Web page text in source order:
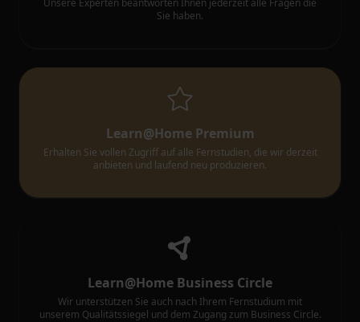
Unsere Experten beantworten Ihnen jederzeit alle Fragen die
Sie haben.
Learn@Home Premium
Erhalten Sie vollen Zugriff auf alle Fernstudien, die wir derzeit
anbieten und laufend neu produzieren.
Learn@Home Business Circle
Wir unterstützen Sie auch nach Ihrem Fernstudium mit
unserem Qualitätssiegel und dem Zugang zum Business Circle.